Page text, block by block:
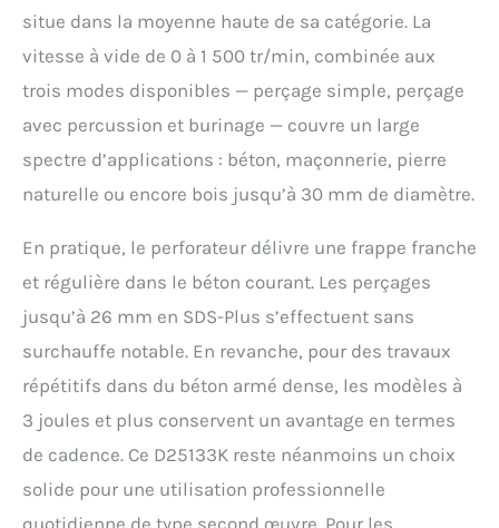
situe dans la moyenne haute de sa catégorie. La
vitesse à vide de 0 à 1 500 tr/min, combinée aux
trois modes disponibles — perçage simple, perçage
avec percussion et burinage — couvre un large
spectre d’applications : béton, maçonnerie, pierre
naturelle ou encore bois jusqu’à 30 mm de diamètre.
En pratique, le perforateur délivre une frappe franche
et régulière dans le béton courant. Les perçages
jusqu’à 26 mm en SDS-Plus s’effectuent sans
surchauffe notable. En revanche, pour des travaux
répétitifs dans du béton armé dense, les modèles à
3 joules et plus conservent un avantage en termes
de cadence. Ce D25133K reste néanmoins un choix
solide pour une utilisation professionnelle